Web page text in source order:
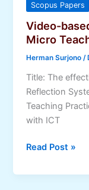
Scopus Papers
Video-
Micro
Herman Surjono /
Title: The
Reflection
Teaching
with ICT
Video-
Reflection
Read Post »